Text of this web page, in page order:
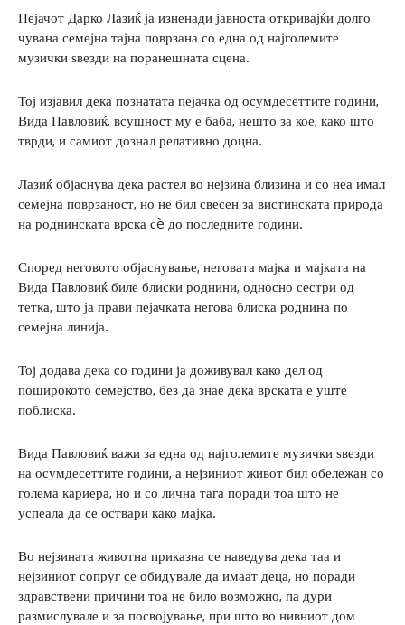
Пејачот Дарко Лазиќ ја изненади јавноста откривајќи долго
чувана семејна тајна поврзана со една од најголемите
музички ѕвезди на поранешната сцена.
Тој изјавил дека познатата пејачка од осумдесеттите години,
Вида Павловиќ, всушност му е баба, нешто за кое, како што
тврди, и самиот дознал релативно доцна.
Лазиќ објаснува дека растел во нејзина близина и со неа имал
семејна поврзаност, но не бил свесен за вистинската природа
на роднинската врска сè до последните години.
Според неговото објаснување, неговата мајка и мајката на
Вида Павловиќ биле блиски роднини, односно сестри од
тетка, што ја прави пејачката негова блиска роднина по
семејна линија.
Тој додава дека со години ја доживувал како дел од
поширокото семејство, без да знае дека врската е уште
поблиска.
Вида Павловиќ важи за една од најголемите музички ѕвезди
на осумдесеттите години, а нејзиниот живот бил обележан со
голема кариера, но и со лична тага поради тоа што не
успеала да се оствари како мајка.
Во нејзината животна приказна се наведува дека таа и
нејзиниот сопруг се обидувале да имаат деца, но поради
здравствени причини тоа не било возможно, па дури
размислувале и за посвојување, при што во нивниот дом